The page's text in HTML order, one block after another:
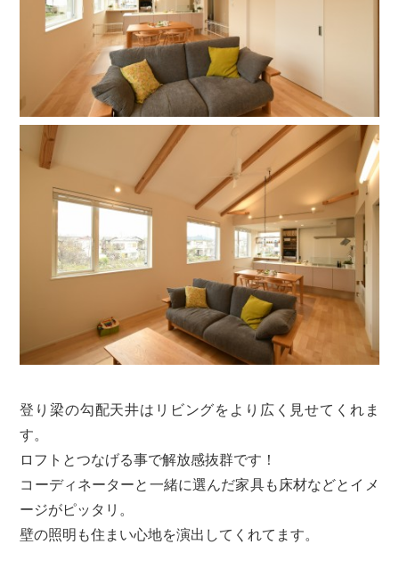
登り梁の勾配天井はリビングをより広く見せてくれま
す。
ロフトとつなげる事で解放感抜群です！
コーディネーターと一緒に選んだ家具も床材などとイメ
ージがピッタリ。
壁の照明も住まい心地を演出してくれてます。